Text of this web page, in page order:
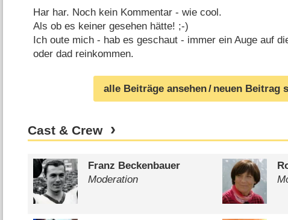
Har har. Noch kein Kommentar - wie cool.
Als ob es keiner gesehen hätte! ;-)
Ich oute mich - hab es geschaut - immer ein Auge auf
oder dad reinkommen.
alle Beiträge ansehen/ neuen Beitrag
Cast & Crew
Franz Beckenbauer
Moderation